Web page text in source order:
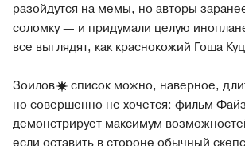
разойдутся на мемы, но авторы
соломку — и придумали целую
все выглядят, как краснокожий Гоша
Зоилов
список можно, наверное,
но совершенно не хочется: фильм
демонстрирует максимум